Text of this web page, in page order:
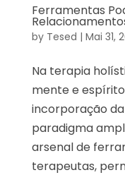
Ferramentas
by Tesed | Mai 31,
Na terapia
mente e
incorporação
paradigma
arsenal de
terapeutas,